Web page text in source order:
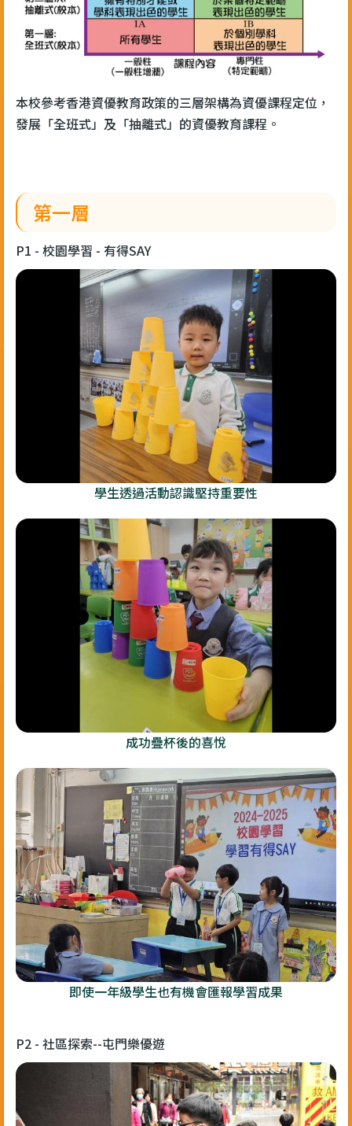
本校參考香港資優教育政策的三層架構為資優課程定位，
發展「全班式」及「抽離式」的資優教育課程。
第一層
P1 - 校園學習 - 有得SAY
學生透過活動認識堅持重要性
成功疊杯後的喜悅
即使一年級學生也有機會匯報學習成果
P2 - 社區探索--屯門樂優遊